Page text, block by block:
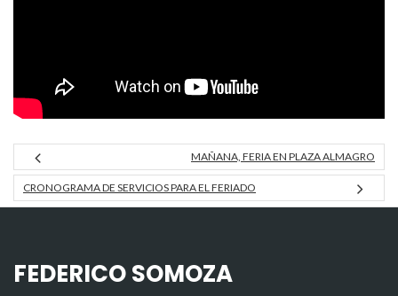
MAÑANA, FERIA EN PLAZA ALMAGRO
CRONOGRAMA DE SERVICIOS PARA EL FERIADO
FEDERICO SOMOZA